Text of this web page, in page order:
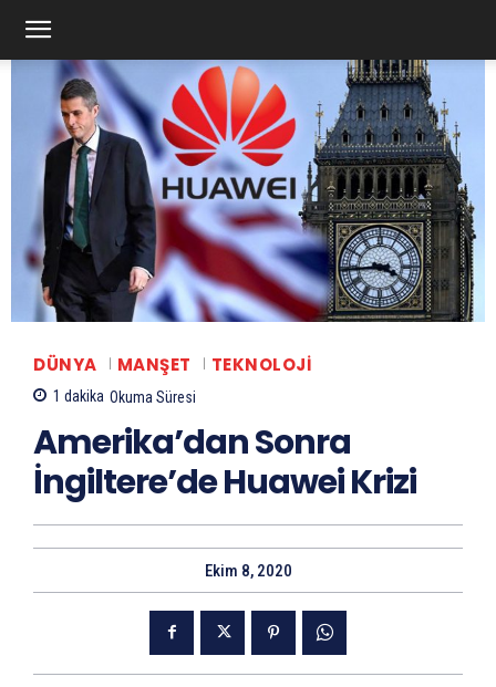
DÜNYA MANŞET TEKNOLOJI
1 dakika Okuma Süresi
Amerika’dan Sonra
İngiltere’de Huawei Krizi
Ekim 8, 2020